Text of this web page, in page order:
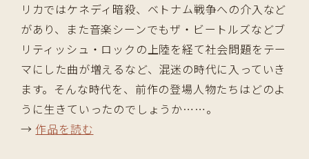
リカではケネディ暗殺、ベトナム戦争への介入など
があり、また音楽シーンでもザ・ビートルズなどブ
リティッシュ・ロックの上陸を経て社会問題をテー
マにした曲が増えるなど、混迷の時代に入っていき
ます。そんな時代を、前作の登場人物たちはどのよ
うに生きていったのでしょうか……。
→ 作品を読む